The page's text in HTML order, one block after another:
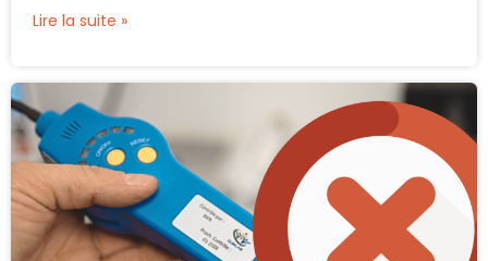
Lire la suite »